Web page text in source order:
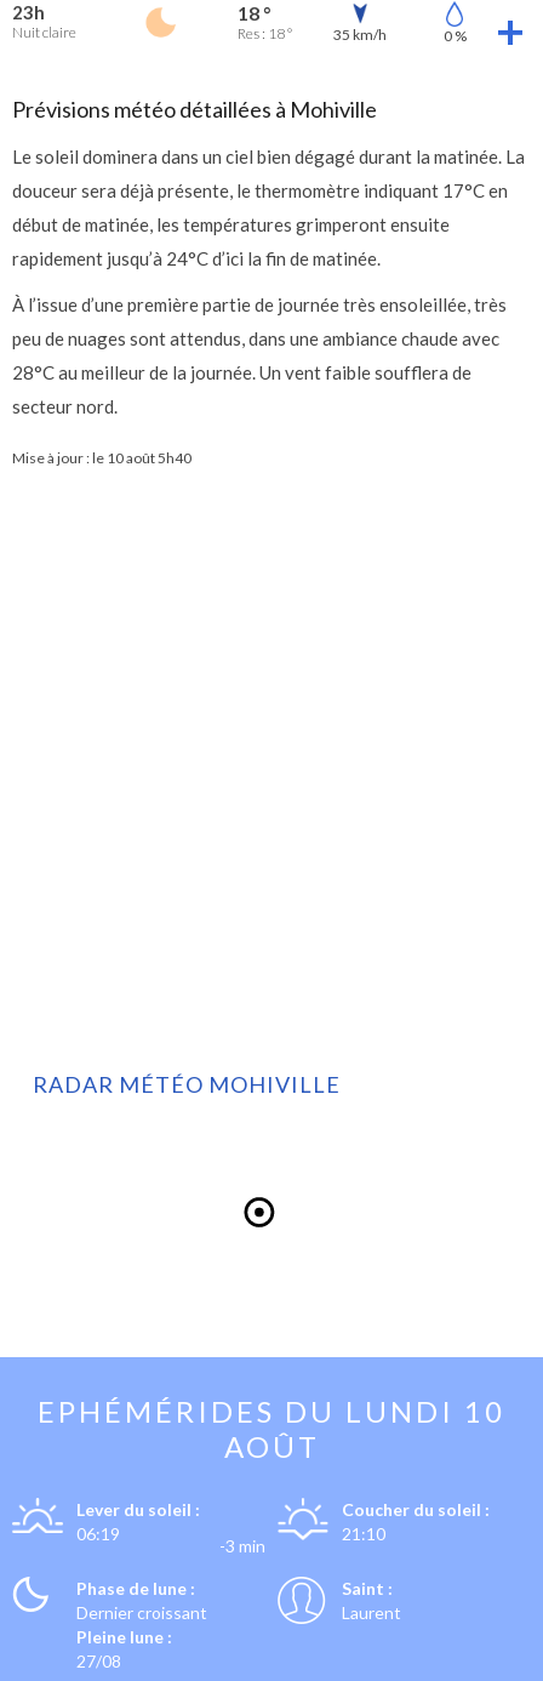
23h
Nuit claire
18 °
Res : 18 ° 35 km/h 0 %
Prévisions météo détaillées à Mohiville
Le soleil dominera dans un ciel bien dégagé durant la matinée. La
douceur sera déjà présente, le thermomètre indiquant 17°C en
début de matinée, les températures grimperont ensuite
rapidement jusqu’à 24°C d’ici la fin de matinée.
À l’issue d’une première partie de journée très ensoleillée, très
peu de nuages sont attendus, dans une ambiance chaude avec
28°C au meilleur de la journée. Un vent faible soufflera de
secteur nord.
Mise à jour : le 10 août 5h40
RADAR MÉTÉO MOHIVILLE
EPHÉMÉRIDES DU LUNDI 10
AOÛT
Lever du soleil :
06:19
-3 min
Coucher du soleil :
21:10
Phase de lune :
Dernier croissant
Pleine lune :
27/08
Saint :
Laurent